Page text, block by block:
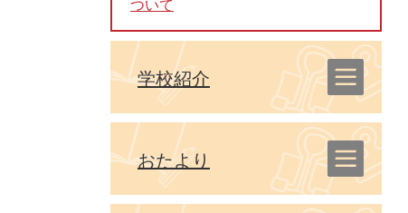
ついて
学校紹介
おたより